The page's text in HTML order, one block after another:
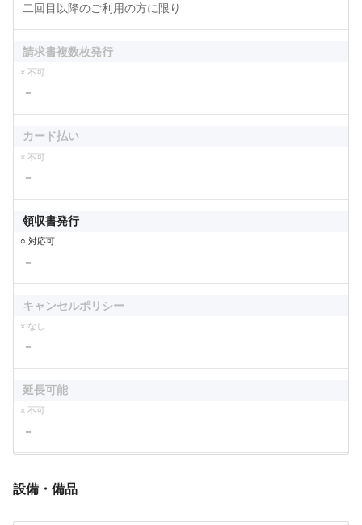
二回目以降のご利用の方に限り
請求書複数枚発行
× 不可
－
カード払い
× 不可
－
領収書発行
○ 対応可
－
キャンセルポリシー
× なし
－
延長可能
× 不可
－
設備・備品